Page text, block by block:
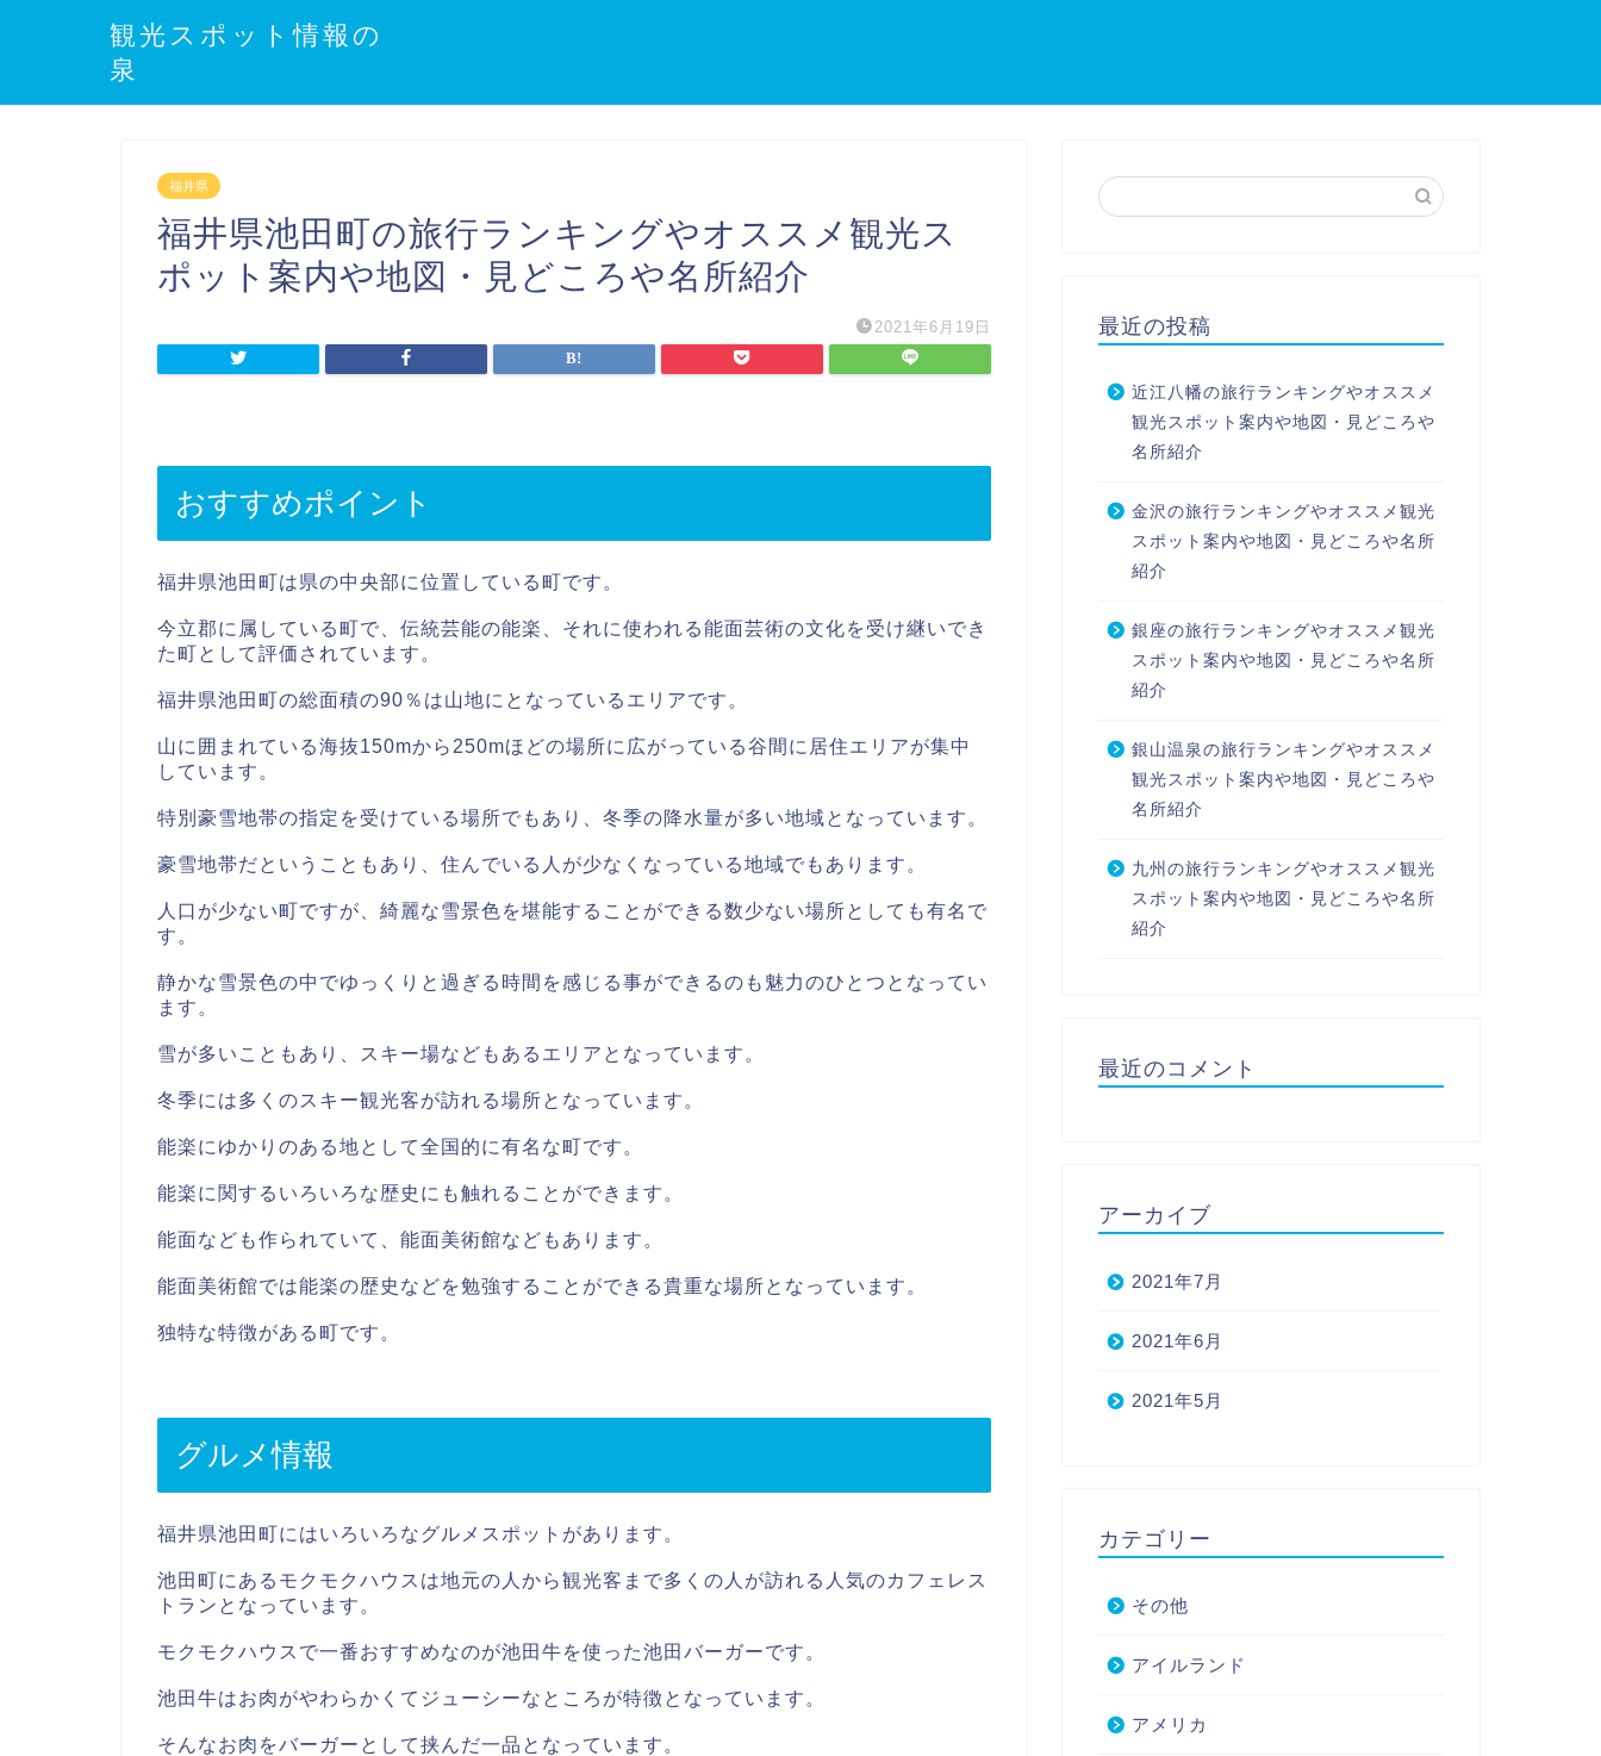
観光スポット情報の
泉
福井県
福井県池田町の旅行ランキングやオススメ観光ス
ポット案内や地図・見どころや名所紹介
2021年6月19日
おすすめポイント
福井県池田町は県の中央部に位置している町です。
今立郡に属している町で、伝統芸能の能楽、それに使われる能面芸術の文化を受け継いでき
た町として評価されています。
福井県池田町の総面積の90％は山地にとなっているエリアです。
山に囲まれている海抜150mから250mほどの場所に広がっている谷間に居住エリアが集中
しています。
特別豪雪地帯の指定を受けている場所でもあり、冬季の降水量が多い地域となっています。
豪雪地帯だということもあり、住んでいる人が少なくなっている地域でもあります。
人口が少ない町ですが、綺麗な雪景色を堪能することができる数少ない場所としても有名で
す。
静かな雪景色の中でゆっくりと過ぎる時間を感じる事ができるのも魅力のひとつとなってい
ます。
雪が多いこともあり、スキー場などもあるエリアとなっています。
冬季には多くのスキー観光客が訪れる場所となっています。
能楽にゆかりのある地として全国的に有名な町です。
能楽に関するいろいろな歴史にも触れることができます。
能面なども作られていて、能面美術館などもあります。
能面美術館では能楽の歴史などを勉強することができる貴重な場所となっています。
独特な特徴がある町です。
グルメ情報
福井県池田町にはいろいろなグルメスポットがあります。
池田町にあるモクモクハウスは地元の人から観光客まで多くの人が訪れる人気のカフェレス
トランとなっています。
モクモクハウスで一番おすすめなのが池田牛を使った池田バーガーです。
池田牛はお肉がやわらかくてジューシーなところが特徴となっています。
そんなお肉をバーガーとして挟んだ一品となっています。
最近の投稿
近江八幡の旅行ランキングやオススメ
観光スポット案内や地図・見どころや
名所紹介
金沢の旅行ランキングやオススメ観光
スポット案内や地図・見どころや名所
紹介
銀座の旅行ランキングやオススメ観光
スポット案内や地図・見どころや名所
紹介
銀山温泉の旅行ランキングやオススメ
観光スポット案内や地図・見どころや
名所紹介
九州の旅行ランキングやオススメ観光
スポット案内や地図・見どころや名所
紹介
最近のコメント
アーカイブ
2021年7月
2021年6月
2021年5月
カテゴリー
その他
アイルランド
アメリカ